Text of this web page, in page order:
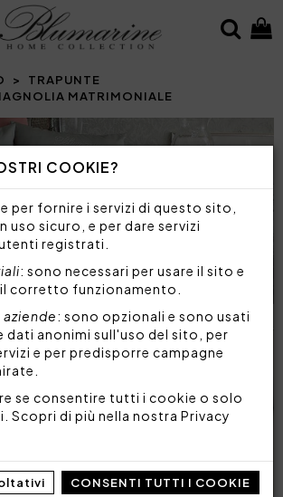
COOKIE?
per fornire i servizi di questo sito,
uso sicuro, e per dare servizi
registrati.
: sono necessari per usare il sito e
corretto funzionamento.
: sono opzionali e sono usati
dati anonimi sull'uso del sito, per
e per predisporre campagne
se consentire tutti i cookie o solo
Scopri di più nella nostra Privacy
CONSENTI TUTTI I COOKIE
TRAPUNTE
MATRIMONIALE